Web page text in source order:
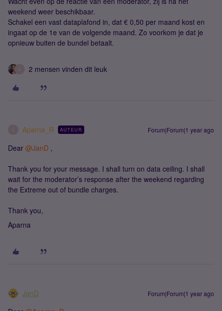
weekend weer beschikbaar.
Schakel een vast dataplafond in, dat € 0,50 per maand kost en
ingaat op de 1e van de volgende maand. Zo voorkom je dat je
opnieuw buiten de bundel betaalt.
2 mensen vinden dit leuk
Aparna_R AUTEUR Forum|Forum|1 year ago
Dear ​ @JanD ,
Thank you for your message. I shall turn on data ceiling. I shall
wait for the moderator’s response after the weekend regarding
the Extreme out of bundle charges.
Thank you,
Aparna
JanD Forum|Forum|1 year ago